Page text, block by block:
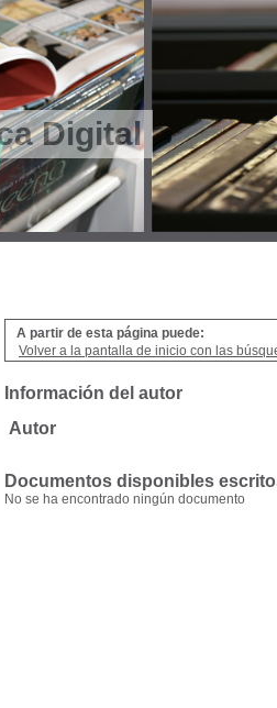
Digital
A partir de esta página puede:
Volver a la pantalla de inicio con las
Información del autor
Autor
Documentos disponibles
No se ha encontrado ningún documento